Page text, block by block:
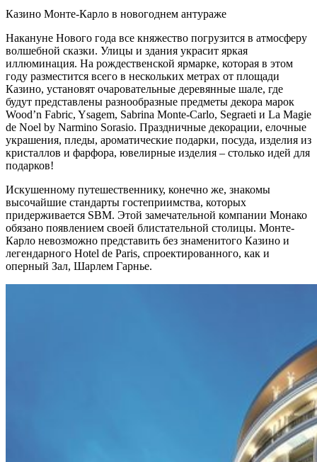
Казино Монте-Карло в новогоднем антураже
Накануне Нового года все княжество погрузится в атмосферу
волшебной сказки. Улицы и здания украсит яркая
иллюминация. На рождественской ярмарке, которая в этом
году разместится всего в нескольких метрах от площади
Казино, установят очаровательные деревянные шале, где
будут представлены разнообразные предметы декора марок
Wood’n Fabric, Ysagem, Sabrina Monte-Carlo, Segraeti и La Magie
de Noel by Narmino Sorasio. Праздничные декорации, елочные
украшения, пледы, ароматические подарки, посуда, изделия из
кристаллов и фарфора, ювелирные изделия – столько идей для
подарков!
Искушенному путешественнику, конечно же, знакомы
высочайшие стандарты гостеприимства, которых
придерживается SBM. Этой замечательной компании Монако
обязано появлением своей блистательной столицы. Монте-
Карло невозможно представить без знаменитого Казино и
легендарного Hotel de Paris, спроектированного, как и
оперный Зал, Шарлем Гарнье.